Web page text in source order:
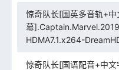
惊奇队长[国英多音轨+中
幕
HDMA7.1.x264-
惊奇队长[国语配音+中文